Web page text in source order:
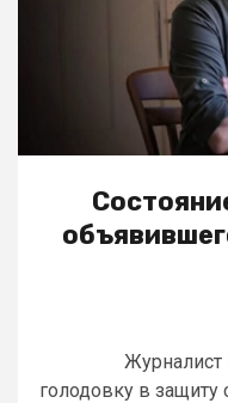
голодовку в защиту